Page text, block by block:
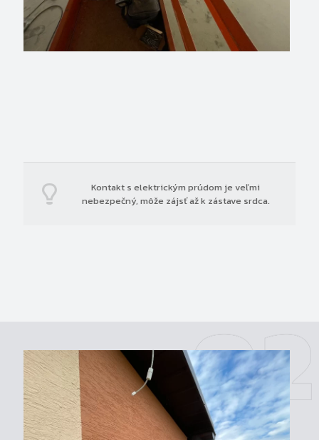
Kontakt s elektrickým prúdom je veľmi
nebezpečný, môže zájsť až k zástave srdca.